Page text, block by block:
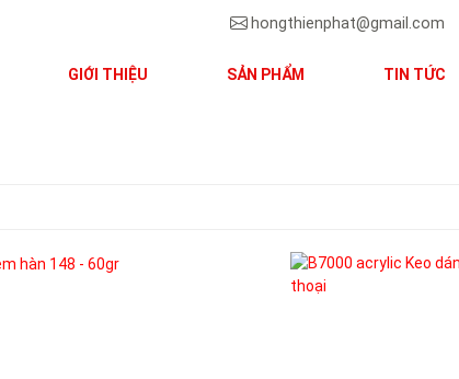
hongthienphat@gmail.com
GIỚI THIỆU SẢN PHẨM TIN TỨC